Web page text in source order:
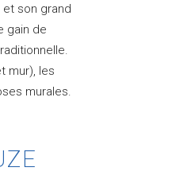
son grand
gain de
mur), les
murales.